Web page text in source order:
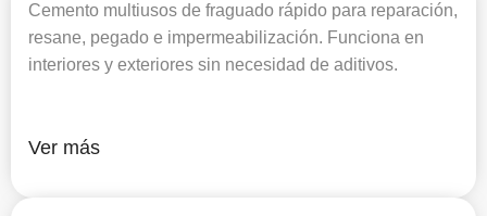
Cemento multiusos de fraguado rápido para reparación,
resane, pegado e impermeabilización. Funciona en
interiores y exteriores sin necesidad de aditivos.
Ver más